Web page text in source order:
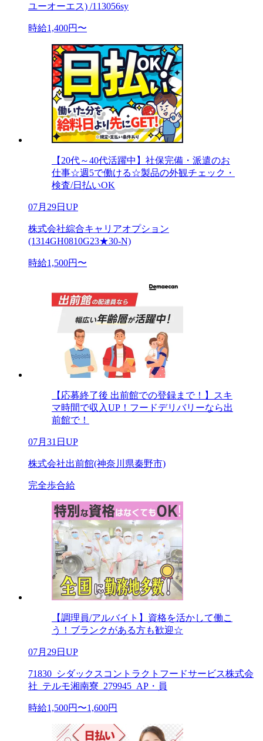
ユーオーエス) /113056sy
時給1,400円〜
【20代～40代活躍中】社保完備・派遣のお
仕事☆週5で働ける☆製品の外観チェック・
検査/日払いOK
07月29日UP
株式会社綜合キャリアオプション
(1314GH0810G23★30-N)
時給1,500円〜
【応募終了後 出前館での登録まで！】スキ
マ時間で収入UP！フードデリバリーなら出
前館で！
07月31日UP
株式会社出前館(神奈川県秦野市)
完全歩合給
【調理員/アルバイト】資格を活かして働こ
う！ブランクがある方も歓迎☆
07月29日UP
71830_シダックスコントラクトフードサービス株式会
社_テルモ湘南寮_279945_AP・員
時給1,500円〜1,600円